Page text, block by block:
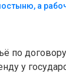
а
по
у